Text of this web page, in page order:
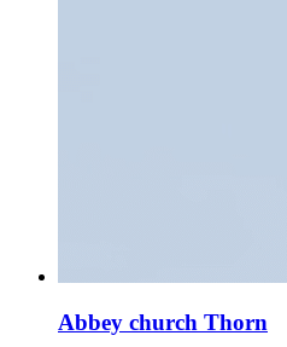
Abbey church Thorn